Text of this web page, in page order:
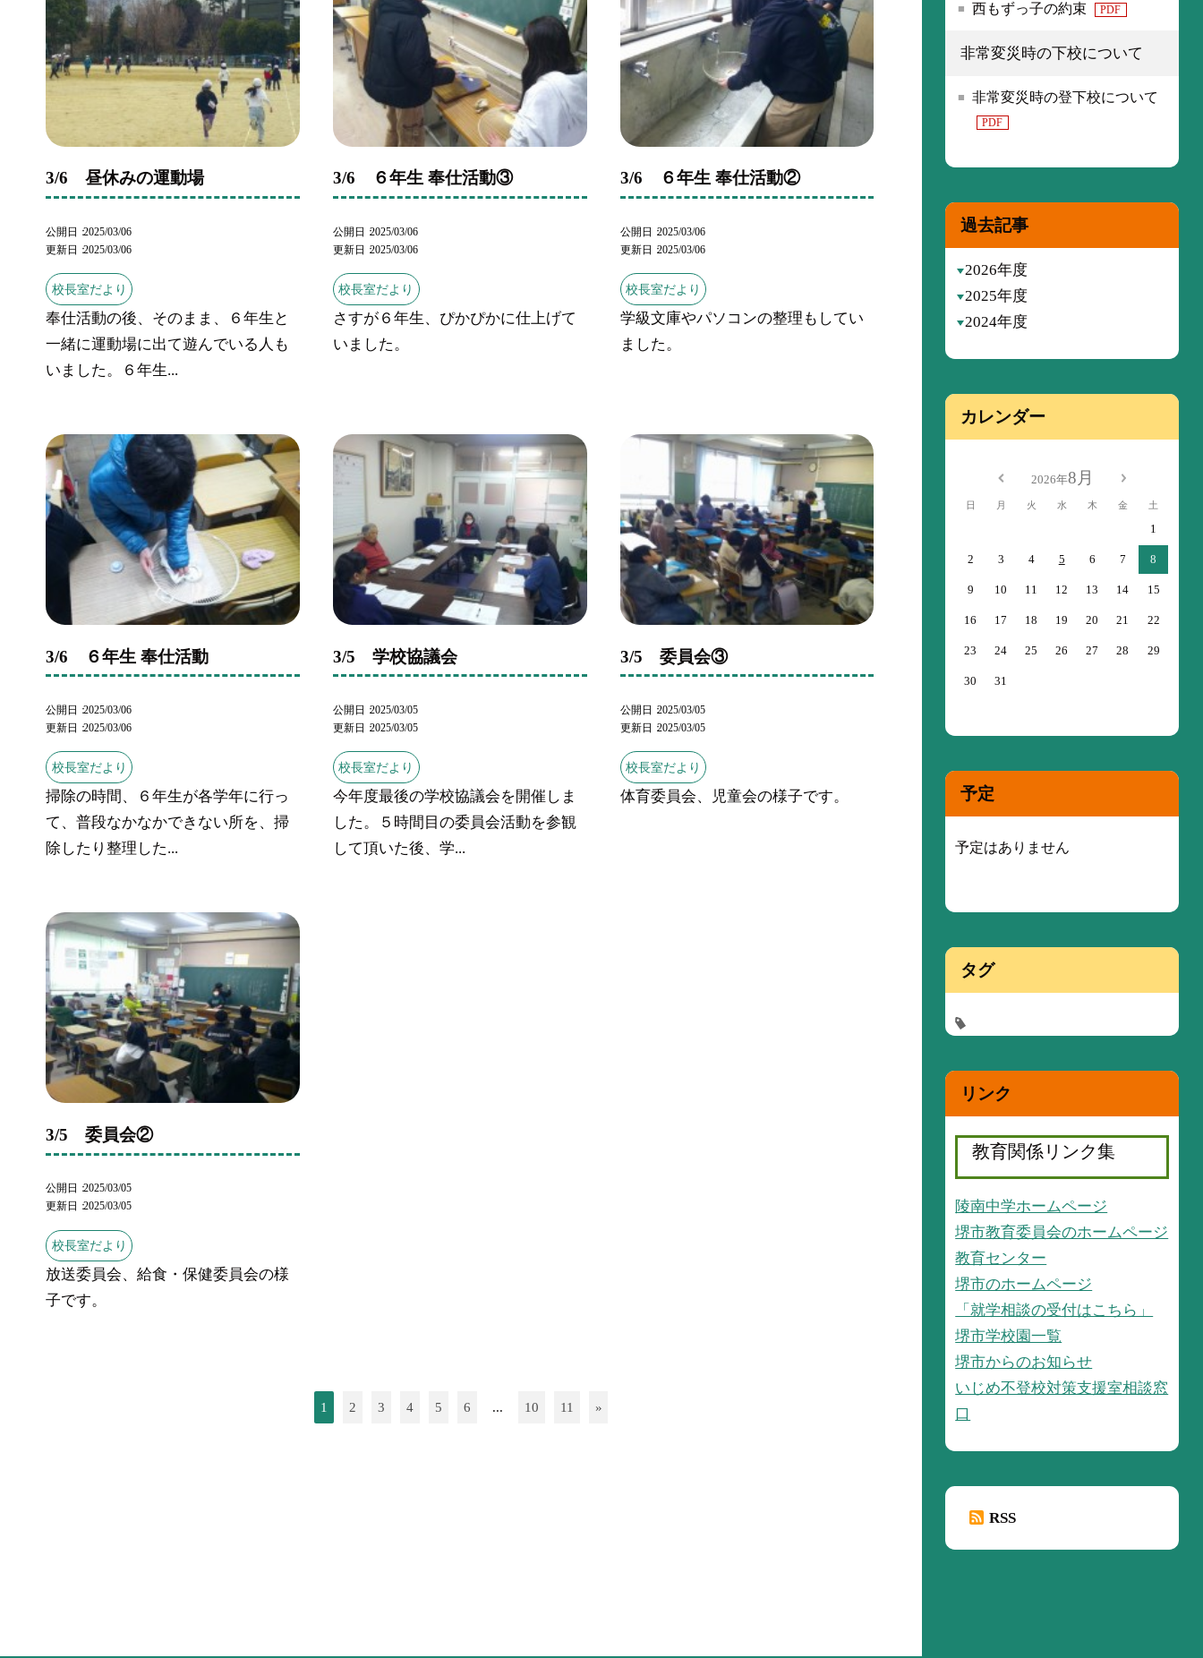
3/6 昼休みの運動場
公開日
2025/03/06
更新日
2025/03/06
校長室だより
奉仕活動の後、そのまま、６年生と
一緒に運動場に出て遊んでいる人も
いました。６年生...
3/6 ６年生 奉仕活動③
公開日
2025/03/06
更新日
2025/03/06
校長室だより
さすが６年生、ぴかぴかに仕上げて
いました。
3/6 ６年生 奉仕活動②
公開日 2025/03/06
更新日 2025/03/06
校長室だより
学級文庫やパソコンの整理もしてい
ました。
3/6 ６年生 奉仕活動
公開日
2025/03/06
更新日
2025/03/06
校長室だより
掃除の時間、６年生が各学年に行っ
て、普段なかなかできない所を、掃
除したり整理した...
3/5 学校協議会
公開日
2025/03/05
更新日
2025/03/05
校長室だより
今年度最後の学校協議会を開催しま
した。５時間目の委員会活動を参観
して頂いた後、学...
3/5 委員会③
公開日 2025/03/05
更新日 2025/03/05
校長室だより
体育委員会、児童会の様子です。
3/5 委員会②
公開日
2025/03/05
更新日
2025/03/05
校長室だより
放送委員会、給食・保健委員会の様
子です。
1 2 3 4 5 6 ... 10 11 »
西もずっ子の約束 PDF
非常変災時の下校について
非常変災時の登下校について
PDF
過去記事
2026年度
2025年度
2024年度
カレンダー
2026年8月
日 月 火 水 木 金 土
1
2 3 4 5 6 7 8
9 10 11 12 13 14 15
16 17 18 19 20 21 22
23 24 25 26 27 28 29
30 31
予定
予定はありません
タグ
リンク
教育関係リンク集
陵南中学ホームページ
堺市教育委員会のホームページ
教育センター
堺市のホームページ
「就学相談の受付はこちら」
堺市学校園一覧
堺市からのお知らせ
いじめ不登校対策支援室相談窓
口
RSS